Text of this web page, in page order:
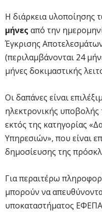
Η διάρκεια υλοποίησης
μήνες από την
Έγκρισης
(περιλαμβάνονται 24
μήνες δοκιμαστικής
Οι δαπάνες είναι
ηλεκτρονικής
εκτός της κατηγορίας
Υπηρεσιών», που είναι
δημοσίευσης της
Για περαιτέρω
μπορούν να
υποκαταστήματος